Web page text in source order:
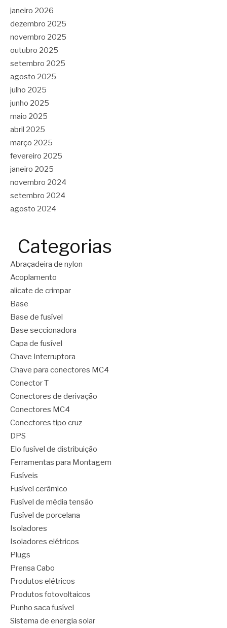
janeiro 2026
dezembro 2025
novembro 2025
outubro 2025
setembro 2025
agosto 2025
julho 2025
junho 2025
maio 2025
abril 2025
março 2025
fevereiro 2025
janeiro 2025
novembro 2024
setembro 2024
agosto 2024
Categorias
Abraçadeira de nylon
Acoplamento
alicate de crimpar
Base
Base de fusível
Base seccionadora
Capa de fusível
Chave Interruptora
Chave para conectores MC4
Conector T
Conectores de derivação
Conectores MC4
Conectores tipo cruz
DPS
Elo fusível de distribuição
Ferramentas para Montagem
Fusíveis
Fusível cerâmico
Fusível de média tensão
Fusível de porcelana
Isoladores
Isoladores elétricos
Plugs
Prensa Cabo
Produtos elétricos
Produtos fotovoltaicos
Punho saca fusível
Sistema de energia solar